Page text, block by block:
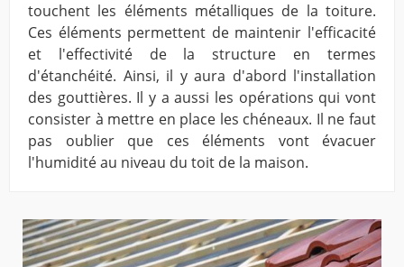
touchent les éléments métalliques de la toiture.
Ces éléments permettent de maintenir l'efficacité
et l'effectivité de la structure en termes
d'étanchéité. Ainsi, il y aura d'abord l'installation
des gouttières. Il y a aussi les opérations qui vont
consister à mettre en place les chéneaux. Il ne faut
pas oublier que ces éléments vont évacuer
l'humidité au niveau du toit de la maison.